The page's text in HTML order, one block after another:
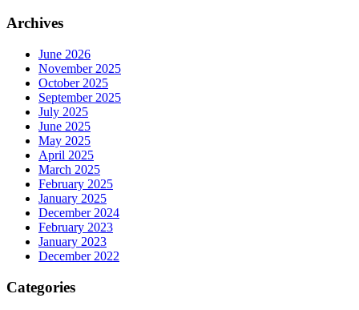
Archives
June 2026
November 2025
October 2025
September 2025
July 2025
June 2025
May 2025
April 2025
March 2025
February 2025
January 2025
December 2024
February 2023
January 2023
December 2022
Categories